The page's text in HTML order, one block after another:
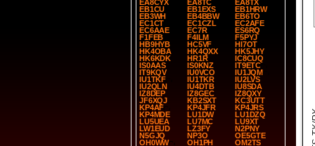
EA8CYX
EA8TC
EA8TX
EB1CU
EB1EXS
EB1HRW
EB3WH
EB4BBW
EB6TO
EC1CT
EC1CZL
EC2AFE
EC6AAE
EC7R
ES6RQ
F1FEB
F4ILM
F5PYJ
HB9HYB
HC5VF
HI7OT
HK4OBA
HK4QXX
HK5JHY
HK6KDK
HR1R
IC8CUQ
IS0AAS
IS0KNZ
IT9ETC
IT9KQV
IU0VCO
IU1JQM
IU1TKF
IU1TKR
IU2LVS
IU2QLN
IU4DTB
IU8SDA
IZ8DEP
IZ8GEC
IZ8QXY
JF6XQJ
KB2SXT
KC3UTT
KP4AF
KP4JFR
KP4JRS
KP4MDE
LU1DW
LU1DZQ
LU5UEA
LU7MC
LU9XT
LW1EUD
LZ3FY
N2PNY
N5GJQ
NP3O
OE5GTE
OH0WW
OH1PH
OM2TS